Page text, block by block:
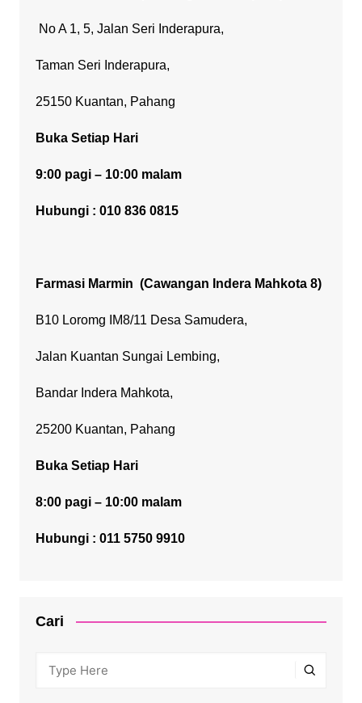
No A 1, 5, Jalan Seri Inderapura,
Taman Seri Inderapura,
25150 Kuantan, Pahang
Buka Setiap Hari
9:00 pagi – 10:00 malam
Hubungi : 010 836 0815
Farmasi Marmin (Cawangan Indera Mahkota 8)
B10 Loromg IM8/11 Desa Samudera,
Jalan Kuantan Sungai Lembing,
Bandar Indera Mahkota,
25200 Kuantan, Pahang
Buka Setiap Hari
8:00 pagi – 10:00 malam
Hubungi : 011 5750 9910
Cari